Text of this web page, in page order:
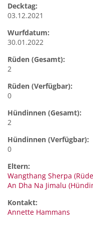
Decktag:
03.12.2021
Wurfdatum:
30.01.2022
Rüden (Gesamt):
2
Rüden (Verfügbar):
0
Hündinnen (Gesamt):
2
Hündinnen (Verfügbar):
0
Eltern:
Wangthang Sherpa
An Dha Na Jimalu
Kontakt:
Annette Hammans